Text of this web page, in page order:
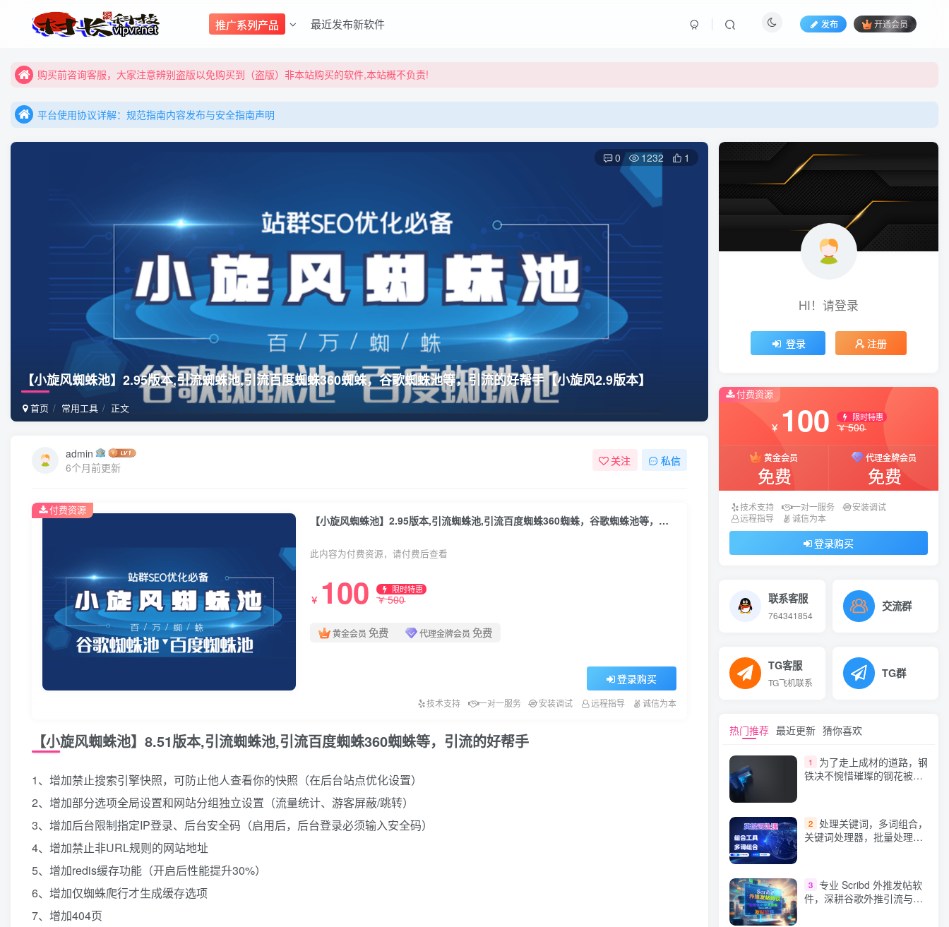
推广系列产品 最近发布新软件 发布 开通会员
全网更新：新项目，新势力，共同发展
全网更新：新项目，新势力，共同发展
平台使用协议详解：规范指南内容发布与安全指南声明
【小旋风蜘蛛池】2.95版本,引流蜘蛛池,引流百度蜘蛛360蜘蛛，谷歌蜘蛛池等，引流的好帮手【小旋风2.9版本】
首页 常用工具 正文
0 1232 1
admin
6个月前更新
关注 私信
【小旋风蜘蛛池】2.95版本,引流蜘蛛池,引流百度蜘蛛360蜘蛛，谷歌蜘蛛池等，引流的好帮手【小旋风2.9版本】
此内容为付费资源，请付费后查看
￥ 100 限时特惠
￥500
黄金会员 免费 代理金牌会员 免费
登录购买
技术支持 一对一服务 安装调试 远程指导 诚信为本
付费资源
【小旋风蜘蛛池】8.51版本,引流蜘蛛池,引流百度蜘蛛360蜘蛛等，引流的好帮手
1、增加禁止搜索引擎快照，可防止他人查看你的快照（在后台站点优化设置）
2、增加部分选项全局设置和网站分组独立设置（流量统计、游客屏蔽/跳转）
3、增加后台限制指定IP登录、后台安全码（启用后，后台登录必须输入安全码）
4、增加禁止非URL规则的网站地址
5、增加redis缓存功能（开启后性能提升30%）
6、增加仅蜘蛛爬行才生成缓存选项
7、增加404页
HI！请登录
登录 注册
付费资源
￥ 100 限时特惠
￥500
黄金会员
免费
代理金牌会员
免费
技术支持 一对一服务
安装调试
远程指导
诚信为本
登录购买
联系客服
764341854
交流群
TG客服
TG飞机联系
TG群
热门推荐 最近更新 猜你喜欢
1
为了走上成材的道路，钢
铁决不惋惜璀璨的钢花被遗
2
处理关键词，多词组合，
关键词处理器，批量处理，
3 专业 Scribd 外推发帖软
件，深耕谷歌外推引流与排